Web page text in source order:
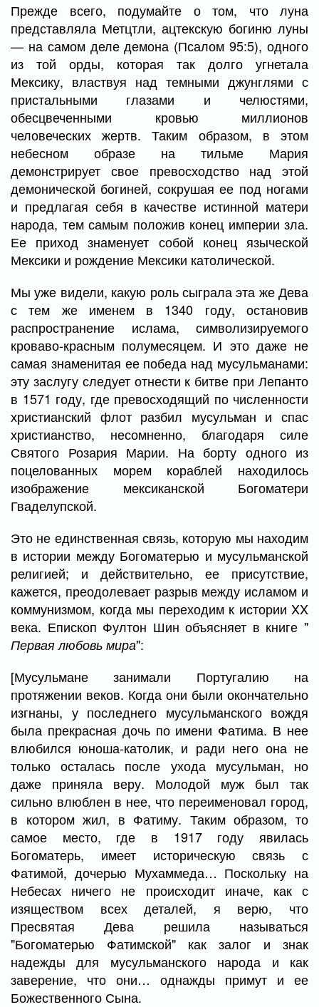
Прежде всего, подумайте о том, что луна
представляла Метцтли, ацтекскую богиню луны
— на самом деле демона (Псалом 95:5), одного
из той орды, которая так долго угнетала
Мексику, властвуя над темными джунглями с
пристальными глазами и челюстями,
обесцвеченными кровью миллионов
человеческих жертв. Таким образом, в этом
небесном образе на тильме Мария
демонстрирует свое превосходство над этой
демонической богиней, сокрушая ее под ногами
и предлагая себя в качестве истинной матери
народа, тем самым положив конец империи зла.
Ее приход знаменует собой конец языческой
Мексики и рождение Мексики католической.
Мы уже видели, какую роль сыграла эта же Дева
с тем же именем в 1340 году, остановив
распространение ислама, символизируемого
кроваво-красным полумесяцем. И это даже не
самая знаменитая ее победа над мусульманами:
эту заслугу следует отнести к битве при Лепанто
в 1571 году, где превосходящий по численности
христианский флот разбил мусульман и спас
христианство, несомненно, благодаря силе
Святого Розария Марии. На борту одного из
поцелованных морем кораблей находилось
изображение мексиканской Богоматери
Гваделупской.
Это не единственная связь, которую мы находим
в истории между Богоматерью и мусульманской
религией; и действительно, ее присутствие,
кажется, преодолевает разрыв между исламом и
коммунизмом, когда мы переходим к истории XX
века. Епископ Фултон Шин объясняет в книге "
Первая любовь мира":
[Мусульмане занимали Португалию на
протяжении веков. Когда они были окончательно
изгнаны, у последнего мусульманского вождя
была прекрасная дочь по имени Фатима. В нее
влюбился юноша-католик, и ради него она не
только осталась после ухода мусульман, но
даже приняла веру. Молодой муж был так
сильно влюблен в нее, что переименовал город,
в котором жил, в Фатиму. Таким образом, то
самое место, где в 1917 году явилась
Богоматерь, имеет историческую связь с
Фатимой, дочерью Мухаммеда… Поскольку на
Небесах ничего не происходит иначе, как с
изяществом всех деталей, я верю, что
Пресвятая Дева решила называться
"Богоматерью Фатимской" как залог и знак
надежды для мусульманского народа и как
заверение, что они… однажды примут и ее
Божественного Сына.